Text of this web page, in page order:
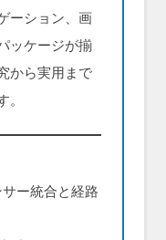
ーション、画
ッケージが揃
から実用まで
ー統合と経路